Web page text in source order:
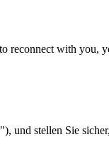
with
stellen Sie